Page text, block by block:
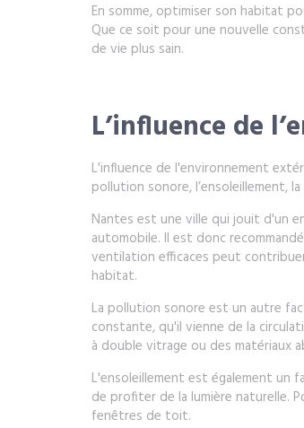
En somme, optimiser son habitat
Que ce soit pour une nouvelle
de vie plus sain.
L’influence de
L'influence de l'environnement
pollution sonore, l’ensoleillement,
Nantes est une ville qui jouit d'un
automobile. Il est donc
ventilation efficaces peut
habitat.
La pollution sonore est un autre
constante, qu'il vienne de la
à double vitrage ou des matériaux
L'ensoleillement est également un
de profiter de la lumière naturelle.
fenêtres de toit.